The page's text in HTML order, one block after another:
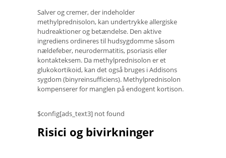
Salver og cremer, der indeholder
methylprednisolon, kan undertrykke allergiske
hudreaktioner og betændelse. Den aktive
ingrediens ordineres til hudsygdomme såsom
nældefeber, neurodermatitis, psoriasis eller
kontakteksem. Da methylprednisolon er et
glukokortikoid, kan det også bruges i Addisons
sygdom (binyreinsufficiens). Methylprednisolon
kompenserer for manglen på endogent kortison.
$config[ads_text3] not found
Risici og bivirkninger